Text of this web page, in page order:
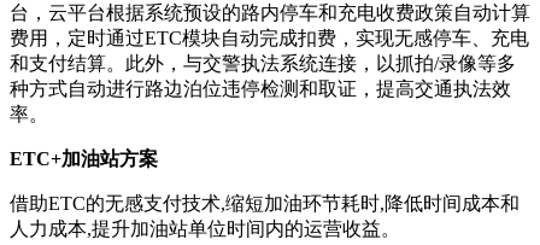
台，云平台根据系统预设的路内停车和充电收费政策自动计算
费用，定时通过ETC模块自动完成扣费，实现无感停车、充电
和支付结算。此外，与交警执法系统连接，以抓拍/录像等多
种方式自动进行路边泊位违停检测和取证，提高交通执法效
率。
ETC+加油站方案
借助ETC的无感支付技术,缩短加油环节耗时,降低时间成本和
人力成本,提升加油站单位时间内的运营收益。